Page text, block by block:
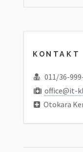
KONTAKT
011/36-
office@it-
Otokara